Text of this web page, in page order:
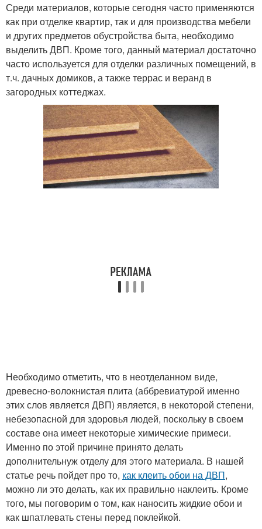
Среди материалов, которые сегодня часто применяются
как при отделке квартир, так и для производства мебели
и других предметов обустройства быта, необходимо
выделить ДВП. Кроме того, данный материал достаточно
часто используется для отделки различных помещений, в
т.ч. дачных домиков, а также террас и веранд в
загородных коттеджах.
Необходимо отметить, что в неотделанном виде,
древесно-волокнистая плита (аббревиатурой именно
этих слов является ДВП) является, в некоторой степени,
небезопасной для здоровья людей, поскольку в своем
составе она имеет некоторые химические примеси.
Именно по этой причине принято делать
дополнительнуж отделу для этого материала. В нашей
статье речь пойдет про то, как клеить обои на ДВП,
можно ли это делать, как их правильно наклеить. Кроме
того, мы поговорим о том, как наносить жидкие обои и
как шпатлевать стены перед поклейкой.